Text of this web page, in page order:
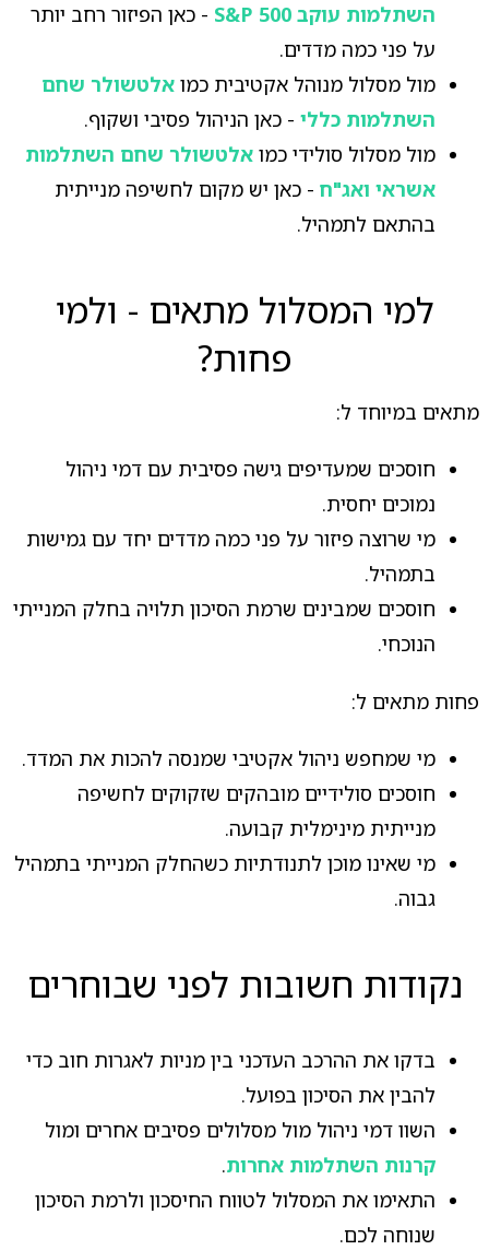
השתלמות עוקב S&P 500
- כאן הפיזור רחב יותר
על פני כמה מדדים.
מול מסלול מנוהל אקטיבית כמו אלטשולר שחם
השתלמות כללי- כאן הניהול פסיבי ושקוף.
מול מסלול סולידי כמו אלטשולר שחם השתלמות
אשראי ואג"ח- כאן יש מקום לחשיפה מנייתית
בהתאם לתמהיל.
למי המסלול מתאים - ולמי
פחות?
מתאים במיוחד ל:
חוסכים שמעדיפים גישה פסיבית עם דמי ניהול
נמוכים יחסית.
מי שרוצה פיזור על פני כמה מדדים יחד עם גמישות
בתמהיל.
חוסכים שמבינים שרמת הסיכון תלויה בחלק המנייתי
הנוכחי.
פחות מתאים ל:
מי שמחפש ניהול אקטיבי שמנסה להכות את המדד.
חוסכים סולידיים מובהקים שזקוקים לחשיפה
מנייתית מינימלית קבועה.
מי שאינו מוכן לתנודתיות כשהחלק המנייתי בתמהיל
גבוה.
נקודות חשובות לפני שבוחרים
בדקו את ההרכב העדכני בין מניות לאגרות חוב כדי
להבין את הסיכון בפועל.
השוו דמי ניהול מול מסלולים פסיבים אחרים ומול
קרנות השתלמות אחרות.
התאימו את המסלול לטווח החיסכון ולרמת הסיכון
שנוחה לכם.